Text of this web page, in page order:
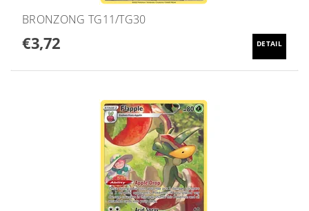
BRONZONG TG11/TG30
€3,72 DETAIL